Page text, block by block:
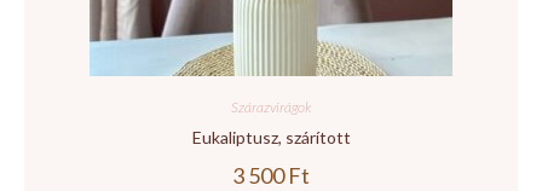
Szárazvirágok
Eukaliptusz, szárított
3 500Ft